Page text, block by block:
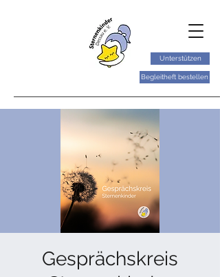
Unterstützen
Begleitheft bestellen
Gesprächskreis